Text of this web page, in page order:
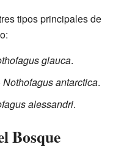
tipos principales de
glauca.
Nothofagus antarctica.
alessandri.
Bosque